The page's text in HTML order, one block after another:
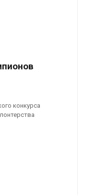
конкурса